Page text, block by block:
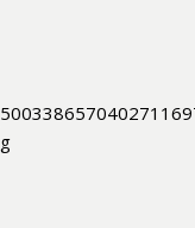
500
g
338657